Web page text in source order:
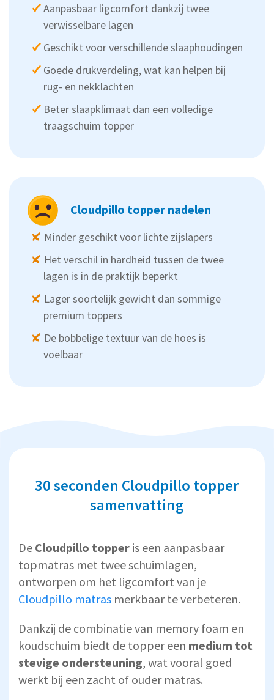
Aanpasbaar ligcomfort dankzij twee
verwisselbare lagen
Geschikt voor verschillende slaaphoudingen
Goede drukverdeling, wat kan helpen bij
rug- en nekklachten
Beter slaapklimaat dan een volledige
traagschuim topper
Cloudpillo topper nadelen
Minder geschikt voor lichte zijslapers
Het verschil in hardheid tussen de twee
lagen is in de praktijk beperkt
Lager soortelijk gewicht dan sommige
premium toppers
De bobbelige textuur van de hoes is
voelbaar
30 seconden Cloudpillo topper
samenvatting
De Cloudpillo topper is een aanpasbaar
topmatras met twee schuimlagen,
ontworpen om het ligcomfort van je
Cloudpillo matras merkbaar te verbeteren.
Dankzij de combinatie van memory foam en
koudschuim biedt de topper een medium tot
stevige ondersteuning, wat vooral goed
werkt bij een zacht of ouder matras.